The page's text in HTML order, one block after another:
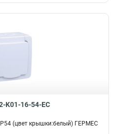
K01-16-54-EC
(цвет крышки:белый) ГЕРМЕС